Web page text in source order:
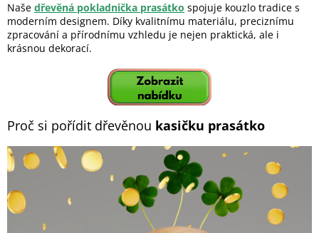
Naše dřevěná pokladnička prasátko spojuje kouzlo tradice s
moderním designem. Díky kvalitnímu materiálu, preciznímu
zpracování a přírodnímu vzhledu je nejen praktická, ale i
krásnou dekorací.
Proč si pořídit dřevěnou kasičku prasátko